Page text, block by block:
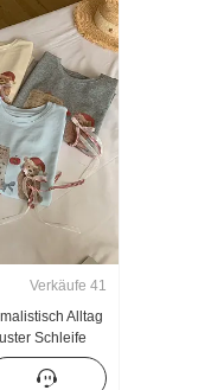
Verkäufe 41
Alltag
Schleife
Kurzarm T-
Top